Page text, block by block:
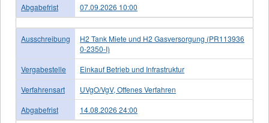
Abgabefrist
07.09.2026 10:00
Ausschreibung
H2 Tank Miete und H2 Gasversorgung (PR113936
0-2350-I)
Vergabestelle
Einkauf Betrieb und Infrastruktur
Verfahrensart
UVgO/VgV, Offenes Verfahren
Abgabefrist
14.08.2026 24:00